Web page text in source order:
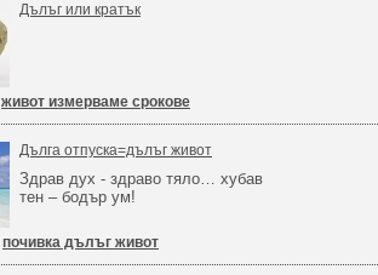
Дълъг или кратък
живот измерваме срокове
Дълга отпуска=дълъг живот
Здрав дух - здраво тяло… хубав
тен – бодър ум!
почивка дълъг живот